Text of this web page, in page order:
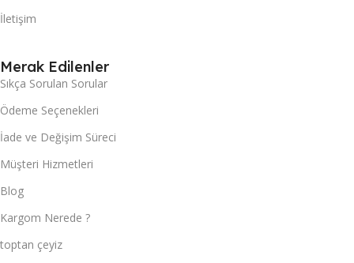
İletişim
Merak Edilenler
Sıkça Sorulan Sorular
Ödeme Seçenekleri
İade ve Değişim Süreci
Müşteri Hizmetleri
Blog
Kargom Nerede ?
toptan çeyiz